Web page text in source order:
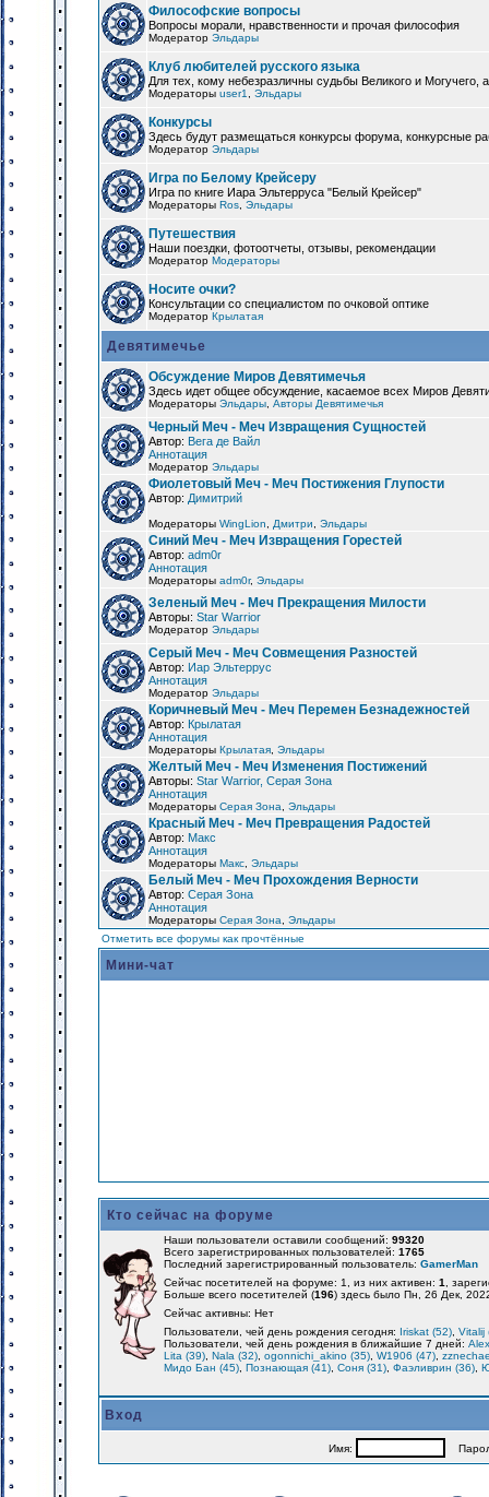
Философские вопросы
Вопросы морали, нравственности и прочая философия
Модератор Эльдары
Клуб любителей русского языка
Для тех, кому небезразличны судьбы Великого и Могучего,
Модераторы user1 Эльдары
Конкурсы
Здесь будут размещаться конкурсы форума, конкурсные
Модератор Эльдары
Игра по Белому Крейсеру
Игра по книге Иара Эльтерруса "Белый Крейсер"
Модераторы Ros Эльдары
Путешествия
Наши поездки, фотоотчеты, отзывы, рекомендации
Модератор Модераторы
Носите очки?
Консультации со специалистом по очковой оптике
Модератор Крылатая
Девятимечье
Обсуждение Миров Девятимечья
Здесь идет общее обсуждение, касаемое всех Миров
Модераторы Эльдары Авторы Девятимечья
Черный Меч - Меч Извращения Сущностей
Автор: Вега де Вайл
Аннотация
Модератор Эльдары
Фиолетовый Меч - Меч Постижения Глупости
Автор: Димитрий
Модераторы WingLion Дмитри Эльдары
Синий Меч - Меч Извращения Горестей
Автор: adm0r
Аннотация
Модераторы adm0r, Эльдары
Зеленый Меч - Меч Прекращения Милости
Авторы: Star Warrior
Модератор Эльдары
Серый Меч - Меч Совмещения Разностей
Автор: Иар Эльтеррус
Аннотация
Модератор Эльдары
Коричневый Меч - Меч Перемен Безнадежностей
Автор: Крылатая
Аннотация
Модераторы Крылатая Эльдары
Желтый Меч - Меч Изменения Постижений
Авторы: Star Warrior, Серая Зона
Аннотация
Модераторы Серая Зона Эльдары
Красный Меч - Меч Превращения Радостей
Автор: Макс
Аннотация
Модераторы Макс Эльдары
Белый Меч - Меч Прохождения Верности
Автор: Серая Зона
Аннотация
Модераторы Серая Зона
Эльдары
Отметить все форумы как прочтённые
Мини-чат
Кто сейчас на форуме
Наши пользователи оставили сообщений: 99320
Всего зарегистрированных пользователей: 1765
Последний зарегистрированный пользователь: GamerMan
Сейчас посетителей на форуме: 1, из них активен: 1
,
Больше всего посетителей (196) здесь было Пн, 26 Дек,
Сейчас активны: Нет
Пользователи, чей день рождения сегодня: Iriskat (52) Vitalij
Пользователи, чей день рождения в ближайшие 7 дней:
Lita (39) Nala (32) ogonnichi_akino (35) W1906 (47)
Мидо Бан (45) Познающая (41) Соня (31) Фаэливрин (36)
Вход
Имя: